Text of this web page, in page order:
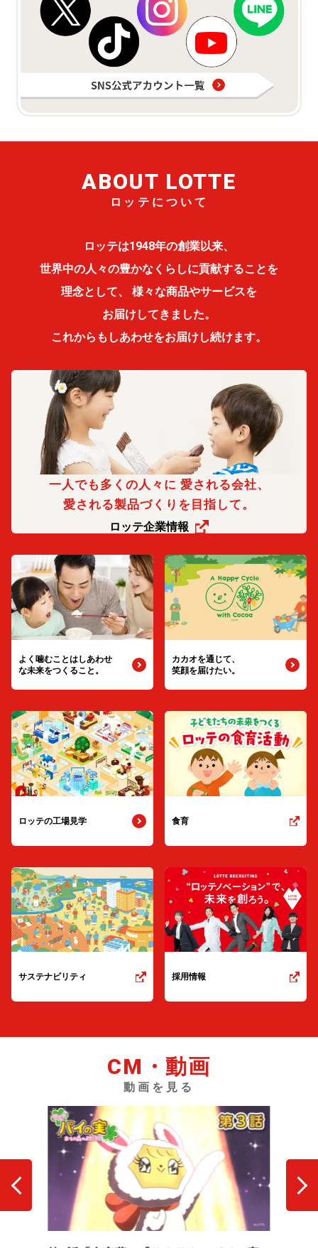
ABOUT LOTTE
ロッテについて
ロッテは1948年の創業以来、
世界中の人々の豊かなくらしに貢献することを
理念として、
様々な商品やサービスを
お届けしてきました。
これからもしあわせをお届けし続けます。
一人でも多くの人々に 愛される会社、
愛される製品づくりを目指して。
ロッテ企業情報
よく噛むことはしあわせ
な未来をつくること。
カカオを通じて、
笑顔を届けたい。
ロッテの工場見学 食育
サステナビリティ 採用情報
CM・動画
動画を見る